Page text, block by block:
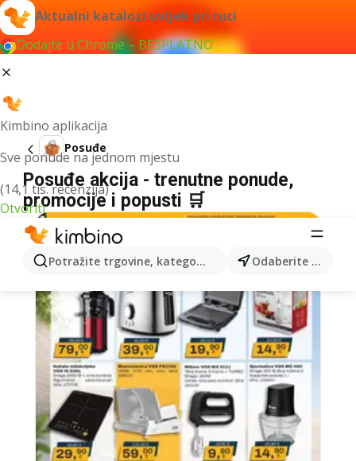
Aktualni katalozi uvijek pri ruci
Dodajte u Chrome – BESPLATNO
Kimbino aplikacija
Sve ponude na jednom mjestu
(14,1 tis. recenzija)
Otvoriti
Potražite trgovine, kategorije, proizvode... Odaberite grad
Posuđe
Posuđe akcija - trenutne ponude,
promocije i popusti 🛒